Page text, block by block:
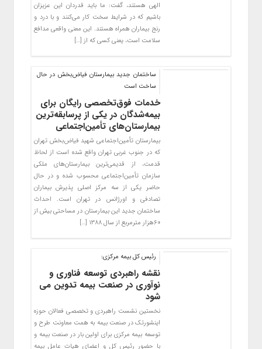
الهی هستند، گفت: ما باید قدردان این عزیزان
باشیم که در شرایط سخت کار می‌کنند و با درد و
رنج بیماران همراه هستند. این معنی واقعی مدافع
سلامت است، یعنی کسی که از […]
ساختمان جدید بیمارستان فیاض‌بخش در حال
ساخت است
خدمات فوق‌تخصصی رایگان برای
بیمه‌شدگان در یکی از پرسابقه‌ترین
بیمارستان‌های تأمین‌اجتماعی
بیمارستان تأمین‌اجتماعی شهید فیاض‌بخش تهران
که در جنوب غربی تهران واقع شده است از لحاظ
قدمت، از قدیمی‌ترین بیمارستان‌های ملکی
سازمان تأمین‌اجتماعی محسوب شده و در حال
حاضر یکی از سه مرکز اصلی پذیرش بیماران
تصادفی و اورژانس در تهران است. احداث
ساختمان جدید این بیمارستان در مساحتی بیش از
۶۰هزار مترمربع از سال ۱۳۸۸ […]
رئیس کل بیمه مرکزی:
نقشه راهبردی توسعه فناوری و
نوآوری در صنعت بیمه تدوین می
شود
نخستین نشست راهبردی و تخصصی فعالان حوزه
اینشورتک در صنعت بیمه به همت معاونت طرح و
توسعه بیمه مرکزی برای اولین بار در صنعت بیمه و
با حضور رئیس کل و اعضای هیات عامل بیمه